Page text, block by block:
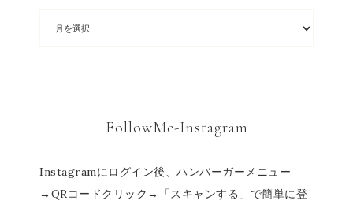
FollowMe-Instagram
Instagramにログイン後、ハンバーガーメニュー
→QRコードクリック→「スキャンする」で簡単に登